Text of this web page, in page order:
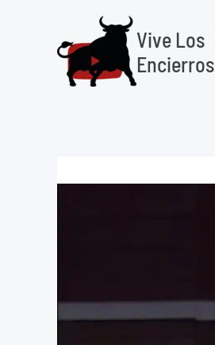
contenido
Vive Los
Encierros